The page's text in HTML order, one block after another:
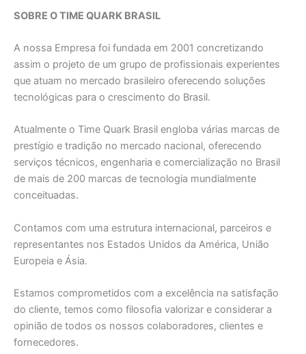
SOBRE O TIME QUARK BRASIL
A nossa Empresa foi fundada em 2001 concretizando
assim o projeto de um grupo de profissionais experientes
que atuam no mercado brasileiro oferecendo soluções
tecnológicas para o crescimento do Brasil.
Atualmente o Time Quark Brasil engloba várias marcas de
prestígio e tradição no mercado nacional, oferecendo
serviços técnicos, engenharia e comercialização no Brasil
de mais de 200 marcas de tecnologia mundialmente
conceituadas.
Contamos com uma estrutura internacional, parceiros e
representantes nos Estados Unidos da América, União
Europeia e Ásia.
Estamos comprometidos com a excelência na satisfação
do cliente, temos como filosofia valorizar e considerar a
opinião de todos os nossos colaboradores, clientes e
fornecedores.